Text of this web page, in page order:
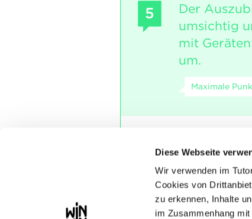
Diese Webseite
Wir verwenden im
Cookies von
zu erkennen, Inhalte
im Zusammenhang
5
Der
umsichtig
mit
um.
Maximale
Verwendung von
Der Umgang mit
gibt keinen